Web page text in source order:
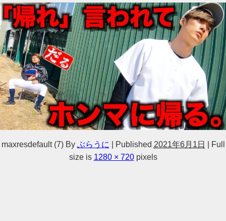
maxresdefault (7) By ぶらうに Published 2021年6月1日
Full
size is 1280 × 720pixels